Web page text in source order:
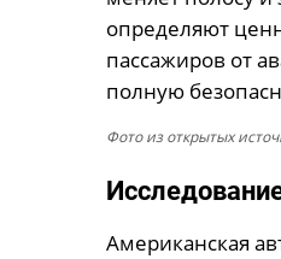
определяют
пассажиров от
полную
Фото из открытых
Американская